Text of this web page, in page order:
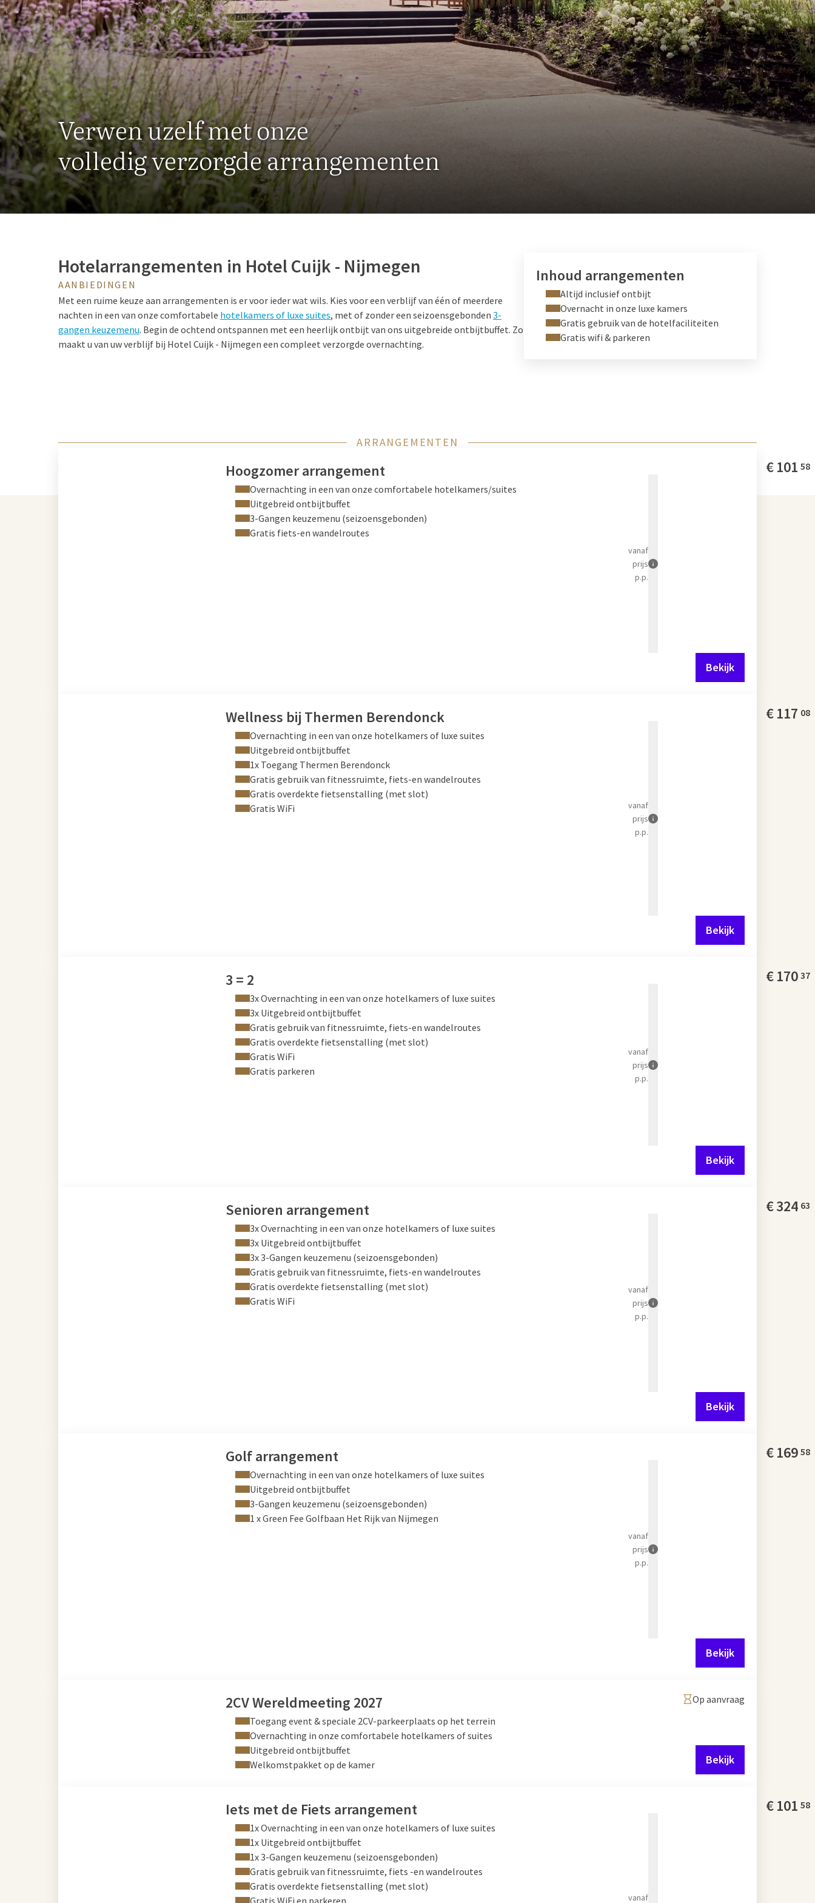
Verwen uzelf met onze
volledig verzorgde arrangementen
Hotelarrangementen in Hotel Cuijk - Nijmegen
AANBIEDINGEN
Met een ruime keuze aan arrangementen is er voor ieder wat wils. Kies voor een verblijf van één of meerdere
nachten in een van onze comfortabele hotelkamers of luxe suites, met of zonder een seizoensgebonden 3-
gangen keuzemenu. Begin de ochtend ontspannen met een heerlijk ontbijt van ons uitgebreide ontbijtbuffet. Zo
maakt u van uw verblijf bij Hotel Cuijk - Nijmegen een compleet verzorgde overnachting.
Inhoud arrangementen
Altijd inclusief ontbijt
Overnacht in onze luxe kamers
Gratis gebruik van de hotelfaciliteiten
Gratis wifi & parkeren
ARRANGEMENTEN
Hoogzomer arrangement
Overnachting in een van onze comfortabele hotelkamers/suites
Uitgebreid ontbijtbuffet
3-Gangen keuzemenu (seizoensgebonden)
Gratis fiets-en wandelroutes
€101 58
vanaf
prijs
p.p.
Bekijk
Wellness bij Thermen Berendonck
Overnachting in een van onze hotelkamers of luxe suites
Uitgebreid ontbijtbuffet
1x Toegang Thermen Berendonck
Gratis gebruik van fitnessruimte, fiets-en wandelroutes
Gratis overdekte fietsenstalling (met slot)
Gratis WiFi
€117 08
vanaf
prijs
p.p.
Bekijk
3 = 2
3x Overnachting in een van onze hotelkamers of luxe suites
3x Uitgebreid ontbijtbuffet
Gratis gebruik van fitnessruimte, fiets-en wandelroutes
Gratis overdekte fietsenstalling (met slot)
Gratis WiFi
Gratis parkeren
€170 37
vanaf
prijs
p.p.
Bekijk
Senioren arrangement
3x Overnachting in een van onze hotelkamers of luxe suites
3x Uitgebreid ontbijtbuffet
3x 3-Gangen keuzemenu (seizoensgebonden)
Gratis gebruik van fitnessruimte, fiets-en wandelroutes
Gratis overdekte fietsenstalling (met slot)
Gratis WiFi
€324 63
vanaf
prijs
p.p.
Bekijk
Golf arrangement
Overnachting in een van onze hotelkamers of luxe suites
Uitgebreid ontbijtbuffet
3-Gangen keuzemenu (seizoensgebonden)
1 x Green Fee Golfbaan Het Rijk van Nijmegen
€169 58
vanaf
prijs
p.p.
Bekijk
2CV Wereldmeeting 2027
Toegang event & speciale 2CV-parkeerplaats op het terrein
Overnachting in onze comfortabele hotelkamers of suites
Uitgebreid ontbijtbuffet
Welkomstpakket op de kamer
Op aanvraag
Bekijk
Iets met de Fiets arrangement
1x Overnachting in een van onze hotelkamers of luxe suites
1x Uitgebreid ontbijtbuffet
1x 3-Gangen keuzemenu (seizoensgebonden)
Gratis gebruik van fitnessruimte, fiets -en wandelroutes
Gratis overdekte fietsenstalling (met slot)
Gratis WiFi en parkeren
€101 58
vanaf